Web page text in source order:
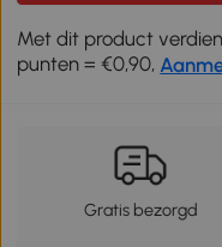
Met dit product
punten = €0,90,
Gratis bezorgd